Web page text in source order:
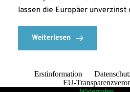
lassen die Europäer
Weiterlesen
Erstinformation
EU-